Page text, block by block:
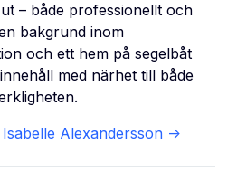
– både professionellt och
bakgrund inom
och ett hem på segelbåt
med närhet till både
Isabelle Alexandersson ->